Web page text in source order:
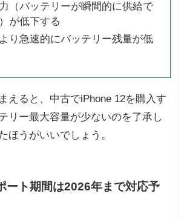
（バッテリーが瞬間的に供給で
が低下する
り急速的にバッテリー残量が低
えると、中古でiPhone 12を購入す
リー最大容量が少ないのを了承し
ほうがいいでしょう。
ート期間は2026年まで対応予